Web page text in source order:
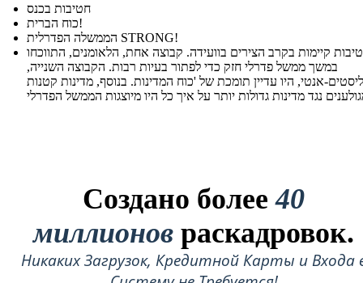
חטיבות בכנס
כוח הברית!
הממשלה הפדרלית STRONG!
קיימות בקרב הצירים בוועידה. קבוצה אחת, הלאומנים, התווכחו
במשך ממשל פדרלי חזק כדי לפתור בעיות רבות. הקבוצה השנייה,
אנטי, היו עדיין תומכת של 'כוח המדינות. בנוסף, מדינות קטנות
Создано более40
миллионов раскадровок.
Никаких Загрузок, Кредитной Карты и Входа